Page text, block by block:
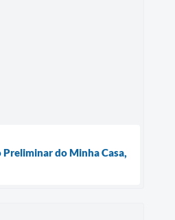
Preliminar do Minha Casa,